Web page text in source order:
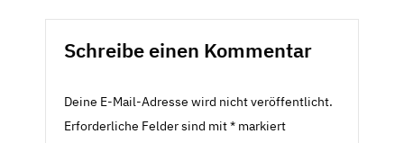
Schreibe einen Kommentar
Deine E-Mail-Adresse wird nicht veröffentlicht.
Erforderliche Felder sind mit* markiert